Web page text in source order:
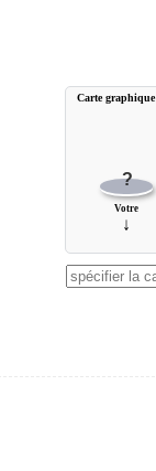
?
Votre
↓
Carte graphique